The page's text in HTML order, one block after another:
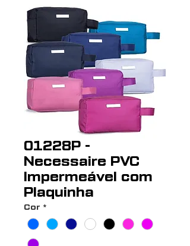
01228P -
Necessaire PVC
Impermeável com
Plaquinha
Cor *